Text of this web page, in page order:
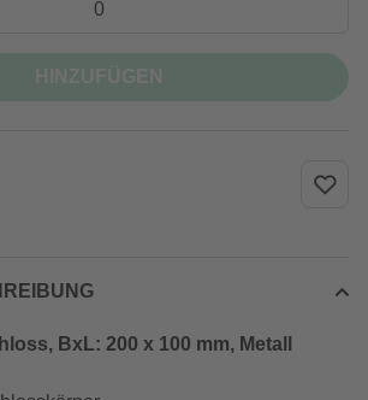
BxL: 200 x 100 mm, Metall